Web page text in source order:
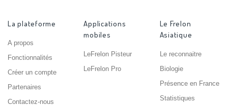
La plateforme
A propos
Fonctionnalités
Créer un compte
Partenaires
Contactez-nous
Applications
mobiles
LeFrelon Pisteur
LeFrelon Pro
Le Frelon
Asiatique
Le reconnaitre
Biologie
Présence en France
Statistiques